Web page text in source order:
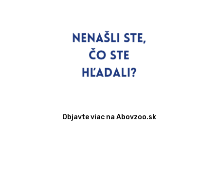
Objavte viac na Abovzoo.sk